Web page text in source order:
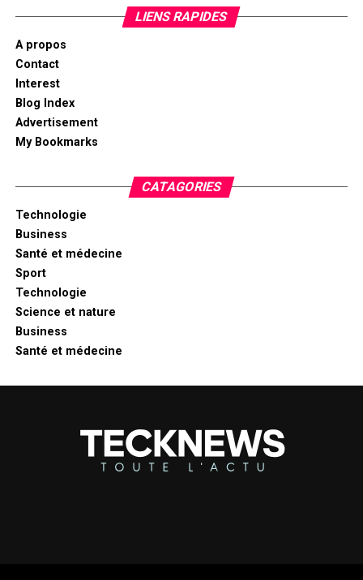
LIENS RAPIDES
A propos
Contact
Interest
Blog Index
Advertisement
My Bookmarks
CATAGORIES
Technologie
Business
Santé et médecine
Sport
Technologie
Science et nature
Business
Santé et médecine